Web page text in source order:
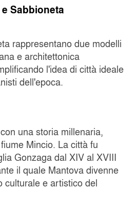
Sabbioneta
rappresentano due modelli
e architettonica
l'idea di città ideale
dell'epoca.
una storia millenaria,
Mincio. La città fu
Gonzaga dal XIV al XVIII
il quale Mantova divenne
culturale e artistico del